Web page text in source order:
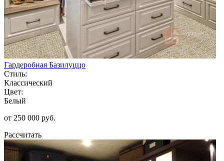
Гардеробная Базилуццо
Стиль:
Классический
Цвет:
Белый
от 250 000 руб.
Рассчитать